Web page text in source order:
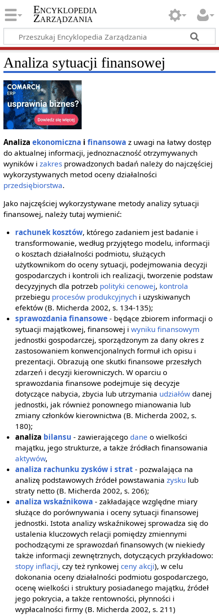
Encyklopedia
Zarządzania
Analiza sytuacji finansowej
Analiza ekonomiczna i finansowa z uwagi na łatwy dostęp
do aktualnej informacji, jednoznaczność otrzymywanych
wyników i zakresprowadzonych badań należy do najczęściej
wykorzystywanych metod oceny działalności
przedsiębiorstwa.
Jako najczęściej wykorzystywane metody analizy sytuacji
finansowej, należy tutaj wymienić:
rachunek kosztów, którego zadaniem jest badanie i
transformowanie, według przyjętego modelu, informacji
o kosztach działalności podmiotu, służących
użytkownikom do oceny sytuacji, podejmowania decyzji
gospodarczych i kontroli ich realizacji, tworzenie podstaw
decyzyjnych dla potrzeb polityki cenowej, kontrola
przebiegu procesów produkcyjnych i uzyskiwanych
efektów (B. Micherda 2002, s. 134-135);
sprawozdania finansowe - będące zbiorem informacji o
sytuacji majątkowej, finansowej iwyniku finansowym
jednostki gospodarczej, sporządzonym za dany okres z
zastosowaniem konwencjonalnych formuł ich opisu i
prezentacji. Obrazują one skutki finansowe przeszłych
zdarzeń i decyzji kierowniczych. W oparciu o
sprawozdania finansowe podejmuje się decyzje
dotyczące nabycia, zbycia lub utrzymania udziałów danej
jednostki, jak również ponownego mianowania lub
zmiany członków kierownictwa (B. Micherda 2002, s.
180);
analiza bilansu - zawierającego dane o wielkości
majątku, jego strukturze, a także źródłach finansowania
aktywów,
analiza rachunku zysków i strat - pozwalająca na
analizę podstawowych źródeł powstawaniazysku lub
straty netto (B. Micherda 2002, s. 206);
analiza wskaźnikowa - zakładające względne miary
służące do porównywania i oceny sytuacji finansowej
jednostki. Istota analizy wskaźnikowej sprowadza się do
ustalenia kluczowych relacji pomiędzy zmiennymi
pochodzącymi ze sprawozdań finansowych (w niekiedy
także informacji zewnętrznych, dotyczących przykładowo:
stopy inflacji, czy też rynkowejceny akcji), w celu
dokonania oceny działalności podmiotu gospodarczego,
ocenę wielkości i struktury posiadanego majątku, źródeł
jego pokrycia, a także rentowności, płynności i
wypłacalności firmy (B. Micherda 2002, s. 211)